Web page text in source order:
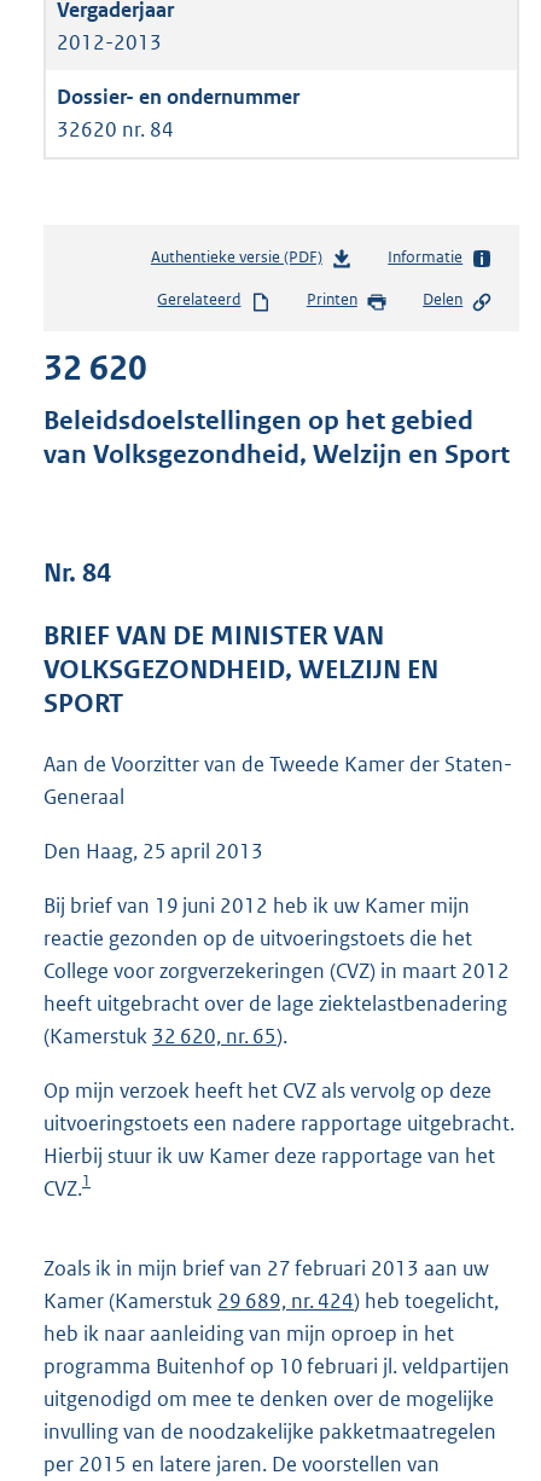
2012-2013
32620 nr. 84
Authentieke versie (PDF)b
s
s
g
:
4
Informatie
Gerelateerd Printen Delen
32 620
Beleidsdoelstellingen op het gebied
van Volksgezondheid, Welzijn en Sport
Nr. 84
BRIEF VAN DE MINISTER VAN
VOLKSGEZONDHEID, WELZIJN EN
SPORT
Aan de Voorzitter van de Tweede Kamer der Staten-
Generaal
Den Haag, 25 april 2013
Bij brief van 19 juni 2012 heb ik uw Kamer mijn
reactie gezonden op de uitvoeringstoets die het
College voor zorgverzekeringen (CVZ) in maart 2012
heeft uitgebracht over de lage ziektelastbenadering
(Kamerstuk 32 620, nr. 65).
Op mijn verzoek heeft het CVZ als vervolg op deze
uitvoeringstoets een nadere rapportage uitgebracht.
Hierbij stuur ik uw Kamer deze rapportage van het
CVZ.1
Zoals ik in mijn brief van 27 februari 2013 aan uw
Kamer (Kamerstuk 29 689, nr. 424) heb toegelicht,
heb ik naar aanleiding van mijn oproep in het
programma Buitenhof op 10 februari jl. veldpartijen
uitgenodigd om mee te denken over de mogelijke
invulling van de noodzakelijke pakketmaatregelen
per 2015 en latere jaren. De voorstellen van